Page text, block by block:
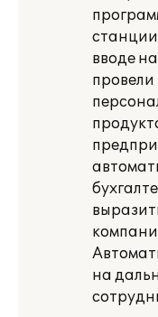
вводе
провели
на